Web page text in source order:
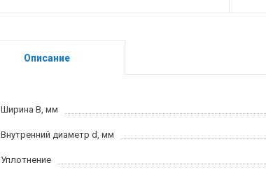
Описание
Ширина B, мм
Внутренний диаметр d, мм
Уплотнение